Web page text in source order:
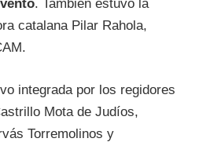
. También estuvo la
catalana Pilar Rahola,
integrada por los regidores
Mota de Judíos,
Torremolinos y